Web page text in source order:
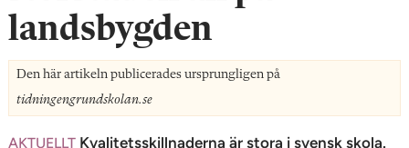
landsbygden
Den här artikeln publicerades ursprungligen på
tidningengrundskolan.se
AKTUELLT Kvalitetsskillnaderna är stora i svensk skola.